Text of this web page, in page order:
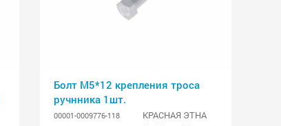
Болт М5*12 крепления троса
ручнника 1шт.
00001-0009776-118
КРАСНАЯ ЭТНА